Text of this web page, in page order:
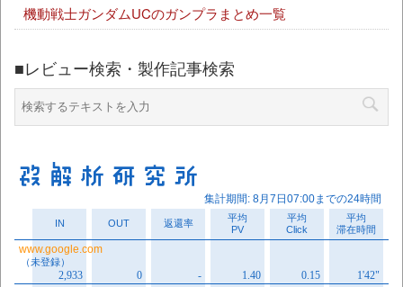
機動戦士ガンダムUCのガンプラまとめ一覧
■レビュー検索・製作記事検索